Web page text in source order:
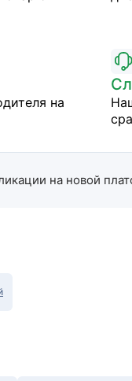
на
на новой